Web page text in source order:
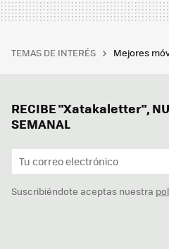
TEMAS DE INTERÉS Mejores
RECIBE "Xatakaletter",
SEMANAL
Suscribiéndote aceptas nuestra